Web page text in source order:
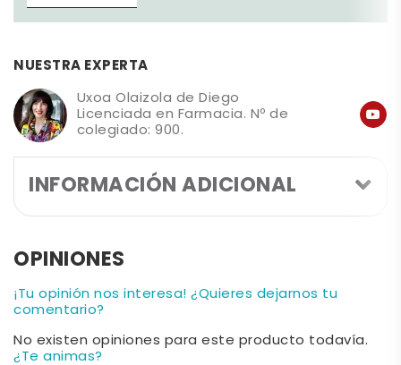
NUESTRA EXPERTA
Uxoa Olaizola de Diego
Licenciada en Farmacia. Nº de
colegiado: 900.
INFORMACIÓN ADICIONAL
OPINIONES
¡Tu opinión nos interesa! ¿Quieres dejarnos tu
comentario?
No existen opiniones para este producto todavía.
¿Te animas?